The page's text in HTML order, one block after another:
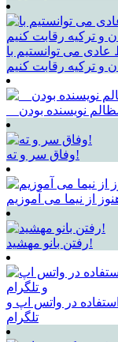
عادی می توانستیم با
و ترکیه رقابت کنیم
وفاق سر و ته!
از نیما می آموزیم
رفتن بانو مهشید!
در واتس اپ و
تلگرام